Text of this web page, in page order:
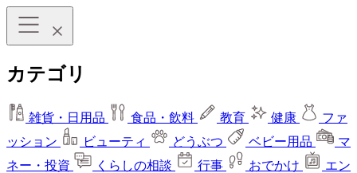
カテゴリ
雑貨・日用品 食品・飲料 教育 健康
ファ
ッション
ビューティ どうぶつ ベビー用品
マ
ネー・投資
くらしの相談 行事 おでかけ
エン